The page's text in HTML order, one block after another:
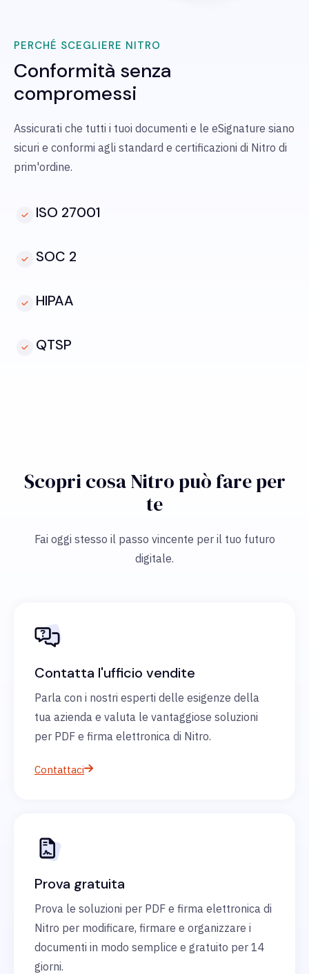
PERCHÉ SCEGLIERE NITRO
Conformità senza
compromessi
Assicurati che tutti i tuoi documenti e le eSignature siano
sicuri e conformi agli standard e certificazioni di Nitro di
prim'ordine.
ISO 27001
SOC 2
HIPAA
QTSP
Scopri cosa Nitro può fare per
te
Fai oggi stesso il passo vincente per il tuo futuro
digitale.
Contatta l'ufficio vendite
Parla con i nostri esperti delle esigenze della
tua azienda e valuta le vantaggiose soluzioni
per PDF e firma elettronica di Nitro.
Contattaci
Prova gratuita
Prova le soluzioni per PDF e firma elettronica di
Nitro per modificare, firmare e organizzare i
documenti in modo semplice e gratuito per 14
giorni.